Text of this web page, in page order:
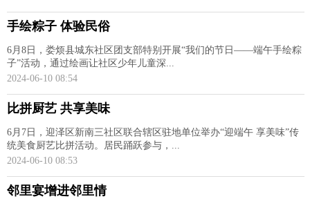
手绘粽子 体验民俗
6月8日，娄烦县城东社区团支部特别开展“我们的节日——端午手绘粽
子”活动，通过绘画让社区少年儿童深...
2024-06-10 08:54
比拼厨艺 共享美味
6月7日，迎泽区新南三社区联合辖区驻地单位举办“迎端午 享美味”传
统美食厨艺比拼活动。居民踊跃参与，...
2024-06-10 08:53
邻里宴增进邻里情